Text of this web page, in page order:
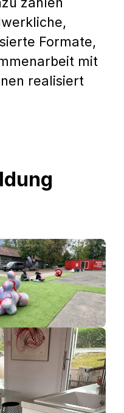
Formate,
mit
realisiert